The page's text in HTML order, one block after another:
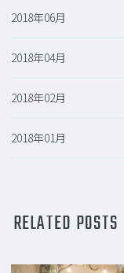
2018年06月
2018年04月
2018年02月
2018年01月
RELATED POSTS